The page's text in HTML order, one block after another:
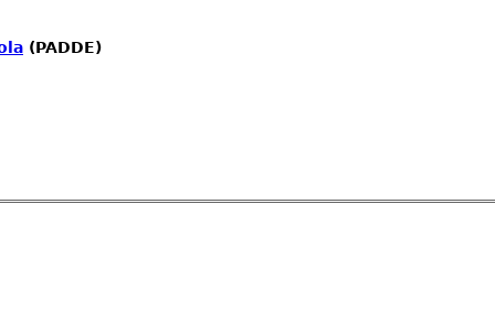
(PADDE)